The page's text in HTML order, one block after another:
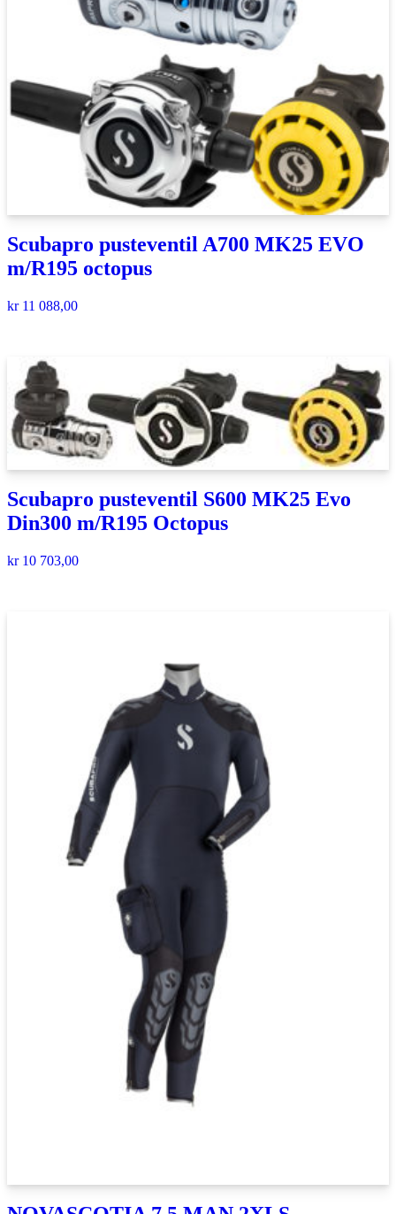
Scubapro pusteventil A700 MK25 EVO
m/R195 octopus
kr11 088,00
Scubapro pusteventil S600 MK25 Evo
Din300 m/R195 Octopus
kr10 703,00